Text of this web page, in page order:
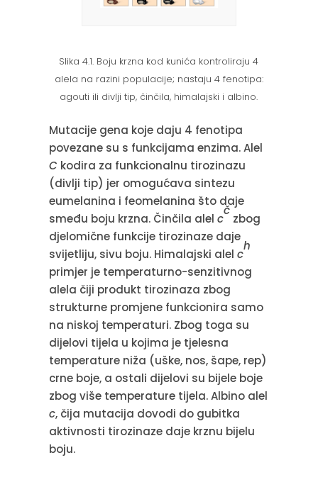
Slika 4.1. Boju krzna kod kunića kontroliraju 4
alela na razini populacije; nastaju 4 fenotipa:
agouti ili divlji tip, činčila, himalajski i albino.
Mutacije gena koje daju 4 fenotipa
povezane su s funkcijama enzima. Alel
C kodira za funkcionalnu tirozinazu
(divlji tip) jer omogućava sintezu
eumelanina i feomelanina što daje
smeđu boju krzna. Činčila alel c
č
zbog
djelomične funkcije tirozinaze daje
svijetliju, sivu boju. Himalajski alel c
h
primjer je temperaturno-senzitivnog
alela čiji produkt tirozinaza zbog
strukturne promjene funkcionira samo
na niskoj temperaturi. Zbog toga su
dijelovi tijela u kojima je tjelesna
temperature niža (uške, nos, šape, rep)
crne boje, a ostali dijelovi su bijele boje
zbog više temperature tijela. Albino alel
c, čija mutacija dovodi do gubitka
aktivnosti tirozinaze daje krznu bijelu
boju.